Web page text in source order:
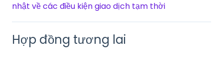
nhật về các điều kiện giao dịch tạm thời
Hợp đồng tương lai